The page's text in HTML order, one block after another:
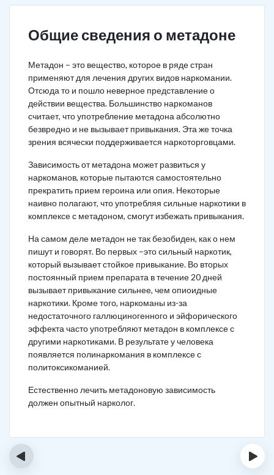
Общие сведения о метадоне
Метадон – это вещество, которое в ряде стран
применяют для лечения других видов наркомании.
Отсюда то и пошло неверное представление о
действии вещества. Большинство наркоманов
считает, что употребление метадона абсолютно
безвредно и не вызывает привыкания. Эта же точка
зрения всячески поддерживается наркоторговцами.
Зависимость от метадона может развиться у
наркоманов, которые пытаются самостоятельно
прекратить прием героина или опия. Некоторые
наивно полагают, что употребляя сильные наркотики в
комплексе с метадоном, смогут избежать привыкания.
На самом деле метадон не так безобиден, как о нем
пишут и говорят. Во первых –это сильный наркотик,
который вызывает стойкое привыкание. Во вторых
постоянный прием препарата в течение 20 дней
вызывает привыкание сильнее, чем опиоидные
наркотики. Кроме того, наркоманы из-за
недостаточного галлюциногенного и эйфорического
эффекта часто употребляют метадон в комплексе с
другими наркотиками. В результате у человека
появляется полинаркомания в комплексе с
политоксикоманией.
Естественно лечить метадоновую зависимость
должен опытный нарколог.
‹ ›